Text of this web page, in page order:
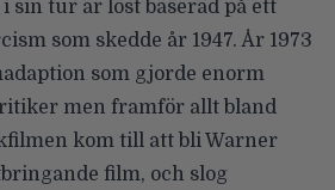
sin tur är löst baserad på ett
som skedde år 1947. År 1973
som gjorde enorm
men framför allt bland
kom till att bli Warner
film, och slog